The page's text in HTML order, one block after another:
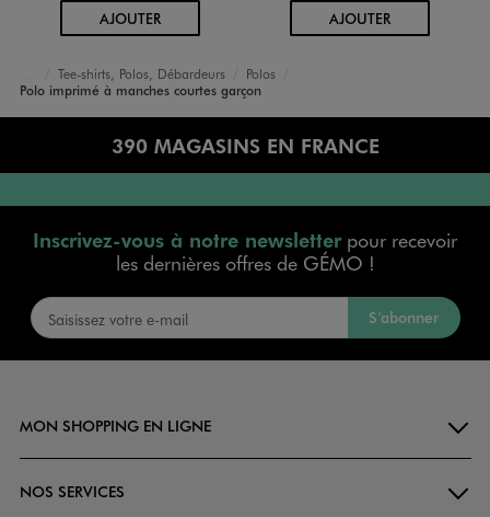
AJOUTERAU PANIER AJOUTERAU PANIER
Accueil
Garçon
Vêtements
Tee-shirts, Polos, Débardeurs
Polos
Polo imprimé à manches courtes garçon
390 MAGASINS EN FRANCE
Inscrivez-vous à notre newsletterpour recevoir
les dernières offres de GÉMO !
S’abonner
MON SHOPPING EN LIGNE
NOS SERVICES